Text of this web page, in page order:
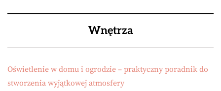
Wnętrza
Oświetlenie w domu i ogrodzie – praktyczny poradnik do
stworzenia wyjątkowej atmosfery